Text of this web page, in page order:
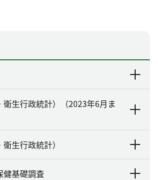
衛生行政統計）（2023年6月ま
生行政統計）
健基礎調査